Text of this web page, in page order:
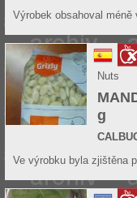
Výrobek obsahoval méně
Nuts
g
Ve výrobku byla zjištěna